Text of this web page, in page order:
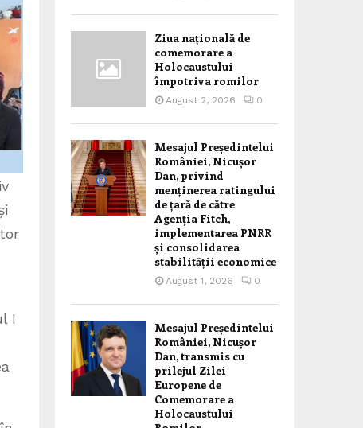
I
Ziua națională de
comemorare a
Holocaustului
împotriva romilor
August 2, 2026 0
Mesajul Președintelui
României, Nicușor
Dan, privind
menținerea ratingului
de țară de către
Agenția Fitch,
implementarea PNRR
și consolidarea
stabilității economice
August 1, 2026 0
Mesajul Președintelui
României, Nicușor
Dan, transmis cu
prilejul Zilei
Europene de
Comemorare a
Holocaustului